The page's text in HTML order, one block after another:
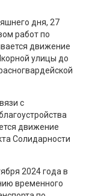
дня, 27
работ по
движение
улицы до
с
движение
Солидарности
2024 года в
временного